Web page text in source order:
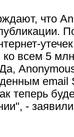
что
ко всем 5
теперь
-